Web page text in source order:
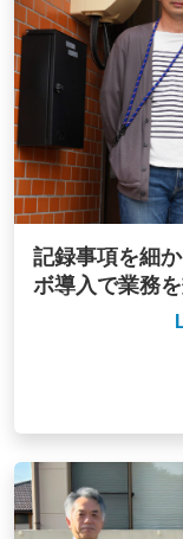
記録事項を細
ボ導入で業務